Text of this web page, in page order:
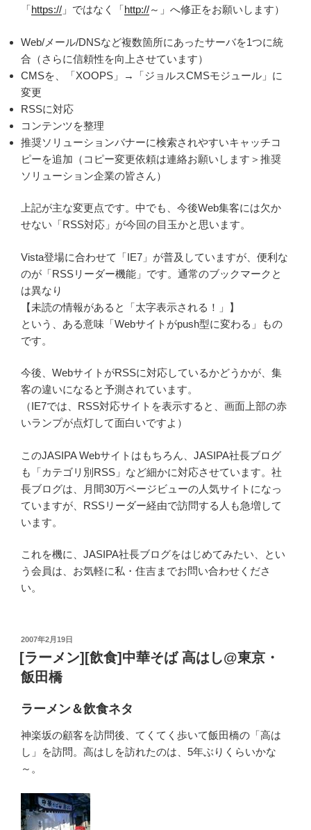
「https:// 」ではなく「http://～」へ修正をお願いします）
Web/メール/DNSなど複数箇所にあったサーバを1つに統
合（さらに信頼性を向上させています）
CMSを、「XOOPS」→「ジョルスCMSモジュール」に
変更
RSSに対応
コンテンツを整理
推奨ソリューションバナーに検索されやすいキャッチコ
ピーを追加（コピー変更依頼は連絡お願いします＞推奨
ソリューション企業の皆さん）
上記が主な変更点です。中でも、今後Web集客には欠か
せない「RSS対応」が今回の目玉かと思います。
Vista登場に合わせて「IE7」が普及していますが、便利な
のが「RSSリーダー機能」です。通常のブックマークと
は異なり
【未読の情報があると「太字表示される！」】
という、ある意味「Webサイトがpush型に変わる」もの
です。
今後、WebサイトがRSSに対応しているかどうかが、集
客の違いになると予測されています。
（IE7では、RSS対応サイトを表示すると、画面上部の赤
いランプが点灯して面白いですよ）
このJASIPA Webサイトはもちろん、JASIPA社長ブログ
も「カテゴリ別RSS」など細かに対応させています。社
長ブログは、月間30万ページビューの人気サイトになっ
ていますが、RSSリーダー経由で訪問する人も急増して
います。
これを機に、JASIPA社長ブログをはじめてみたい、とい
う会員は、お気軽に私・住吉までお問い合わせくださ
い。
投
稿
日:
2007年2月19日
[ラーメン][飲食]中華そば 高はし@東京・
飯田橋
ラーメン＆飲食ネタ
神楽坂の顧客を訪問後、てくてく歩いて飯田橋の「高は
し」を訪問。高はしを訪れたのは、5年ぶりくらいかな
～。